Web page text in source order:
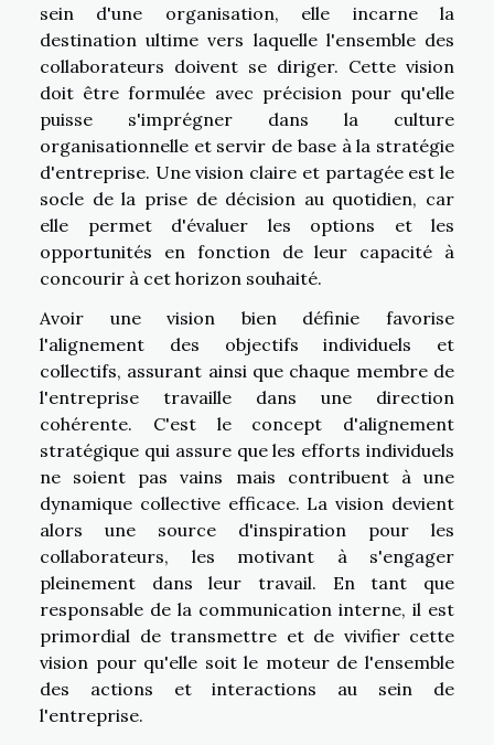
sein d'une organisation, elle incarne la
destination ultime vers laquelle l'ensemble des
collaborateurs doivent se diriger. Cette vision
doit être formulée avec précision pour qu'elle
puisse s'imprégner dans la culture
organisationnelle et servir de base à la stratégie
d'entreprise. Une vision claire et partagée est le
socle de la prise de décision au quotidien, car
elle permet d'évaluer les options et les
opportunités en fonction de leur capacité à
concourir à cet horizon souhaité.
Avoir une vision bien définie favorise
l'alignement des objectifs individuels et
collectifs, assurant ainsi que chaque membre de
l'entreprise travaille dans une direction
cohérente. C'est le concept d'alignement
stratégique qui assure que les efforts individuels
ne soient pas vains mais contribuent à une
dynamique collective efficace. La vision devient
alors une source d'inspiration pour les
collaborateurs, les motivant à s'engager
pleinement dans leur travail. En tant que
responsable de la communication interne, il est
primordial de transmettre et de vivifier cette
vision pour qu'elle soit le moteur de l'ensemble
des actions et interactions au sein de
l'entreprise.